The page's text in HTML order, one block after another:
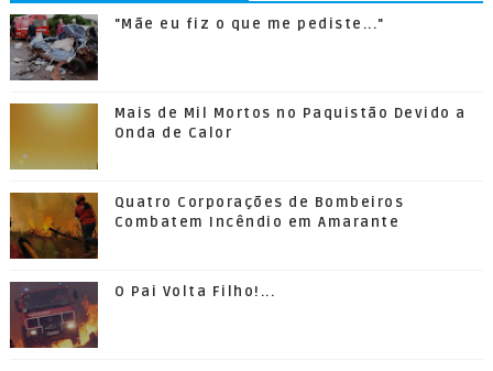
"Mãe eu fiz o que me pediste..."
Mais de Mil Mortos no Paquistão Devido a
Onda de Calor
Quatro Corporações de Bombeiros
Combatem Incêndio em Amarante
O Pai Volta Filho!...